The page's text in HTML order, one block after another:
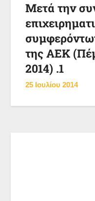
Μετά την
της ΑΕΚ
2014) .1
25 Ιουλίου 2014